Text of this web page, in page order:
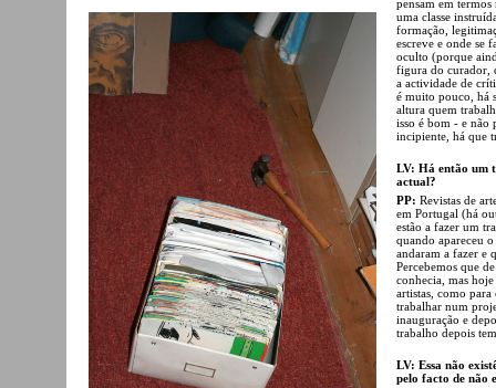
pensam em
uma classe
formação,
escreve e onde se
oculto (porque
figura do curador,
a actividade de
é muito pouco, há
altura quem
isso é bom - e não
incipiente, há que
LV: Há então um
actual?
PP: Revistas de
em Portugal (há
estão a fazer um
quando apareceu
andaram a fazer e
Percebemos que
conhecia, mas
artistas, como
trabalhar num
inauguração e
trabalho depois
LV: Essa não
pelo facto de não